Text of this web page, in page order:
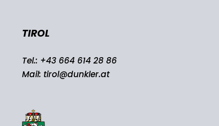
TIROL
Tel.: +43 664 614 28 86
Mail: tirol@dunkler.at